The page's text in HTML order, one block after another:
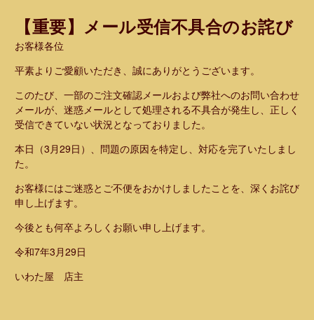
【重要】メール受信不具合のお詫び
お客様各位
平素よりご愛顧いただき、誠にありがとうございます。
このたび、一部のご注文確認メールおよび弊社へのお問い合わせ
メールが、迷惑メールとして処理される不具合が発生し、正しく
受信できていない状況となっておりました。
本日（3月29日）、問題の原因を特定し、対応を完了いたしまし
た。
お客様にはご迷惑とご不便をおかけしましたことを、深くお詫び
申し上げます。
今後とも何卒よろしくお願い申し上げます。
令和7年3月29日
いわた屋 店主